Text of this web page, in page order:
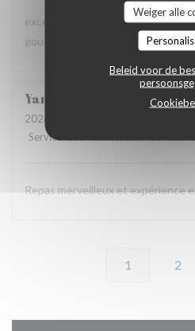
Weiger alle
Beleid voor de
excellente présentation dans les
gouteuses pour les papilles
Yannick
2026-07-02
Service
Repas merveilleux et expérience
1 2